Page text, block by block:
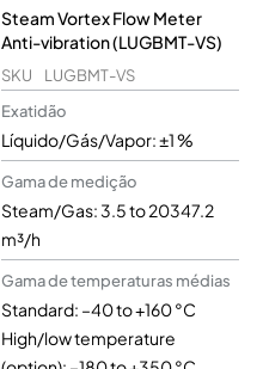
Steam Vortex Flow Meter
Anti-vibration (LUGBMT-VS)
SKU
LUGBMT-VS
Exatidão
Líquido/Gás/Vapor: ±1 %
Gama de medição
Steam/Gas: 3.5 to 20347.2
m³/h
Gama de temperaturas médias
Standard: –40 to +160 °C
High/low temperature